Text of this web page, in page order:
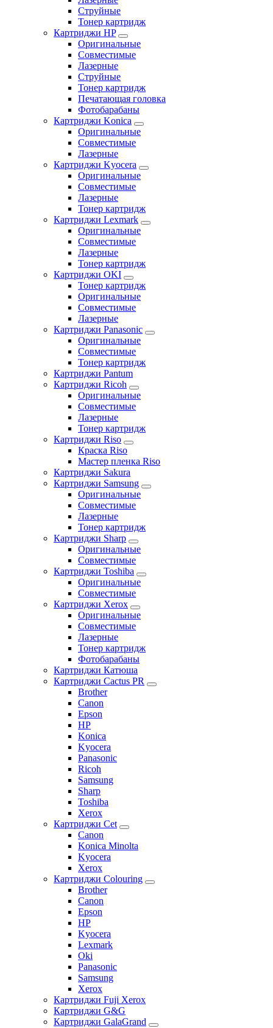
Струйные
Тонер картридж
Картриджи HP
Оригинальные
Совместимые
Лазерные
Струйные
Тонер картридж
Печатающая головка
Фотобарабаны
Картриджи Konica
Оригинальные
Совместимые
Лазерные
Картриджи Kyocera
Оригинальные
Совместимые
Лазерные
Тонер картридж
Картриджи Lexmark
Оригинальные
Совместимые
Лазерные
Тонер картридж
Картриджи OKI
Тонер картридж
Оригинальные
Совместимые
Лазерные
Картриджи Panasonic
Оригинальные
Совместимые
Тонер картридж
Картриджи Pantum
Картриджи Ricoh
Оригинальные
Совместимые
Лазерные
Тонер картридж
Картриджи Riso
Краска Riso
Мастер пленка Riso
Картриджи Sakura
Картриджи Samsung
Оригинальные
Совместимые
Лазерные
Тонер картридж
Картриджи Sharp
Оригинальные
Совместимые
Картриджи Toshiba
Оригинальные
Совместимые
Картриджи Xerox
Оригинальные
Совместимые
Лазерные
Тонер картридж
Фотобарабаны
Картриджи Катюша
Картриджи Cactus PR
Brother
Canon
Epson
HP
Konica
Kyocera
Panasonic
Ricoh
Samsung
Sharp
Toshiba
Xerox
Картриджи Cet
Canon
Konica Minolta
Kyocera
Xerox
Картриджи Colouring
Brother
Canon
Epson
HP
Kyocera
Lexmark
Oki
Panasonic
Samsung
Xerox
Картриджи Fuji Xerox
Картриджи G&G
Картриджи GalaGrand